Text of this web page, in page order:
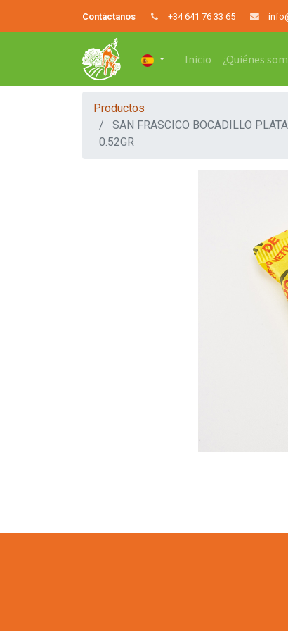
Contáctanos +34 641 76 33 65
Inicio ¿Quiénes
Productos
SAN FRASCICO BOCADILLO
0.52GR